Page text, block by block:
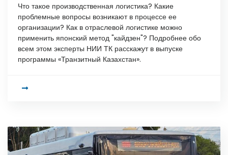
Что такое производственная логистика? Какие
проблемные вопросы возникают в процессе ее
организации? Как в отраслевой логистике можно
применить японский метод "кайдзен"? Подробнее обо
всем этом эксперты НИИ ТК расскажут в выпуске
программы «Транзитный Казахстан».